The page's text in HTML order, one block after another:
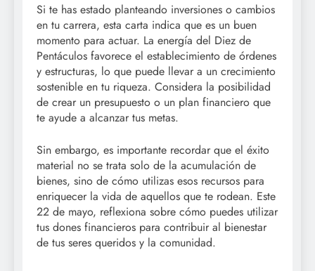
Si te has estado planteando inversiones o cambios
en tu carrera, esta carta indica que es un buen
momento para actuar. La energía del Diez de
Pentáculos favorece el establecimiento de órdenes
y estructuras, lo que puede llevar a un crecimiento
sostenible en tu riqueza. Considera la posibilidad
de crear un presupuesto o un plan financiero que
te ayude a alcanzar tus metas.
Sin embargo, es importante recordar que el éxito
material no se trata solo de la acumulación de
bienes, sino de cómo utilizas esos recursos para
enriquecer la vida de aquellos que te rodean. Este
22 de mayo, reflexiona sobre cómo puedes utilizar
tus dones financieros para contribuir al bienestar
de tus seres queridos y la comunidad.